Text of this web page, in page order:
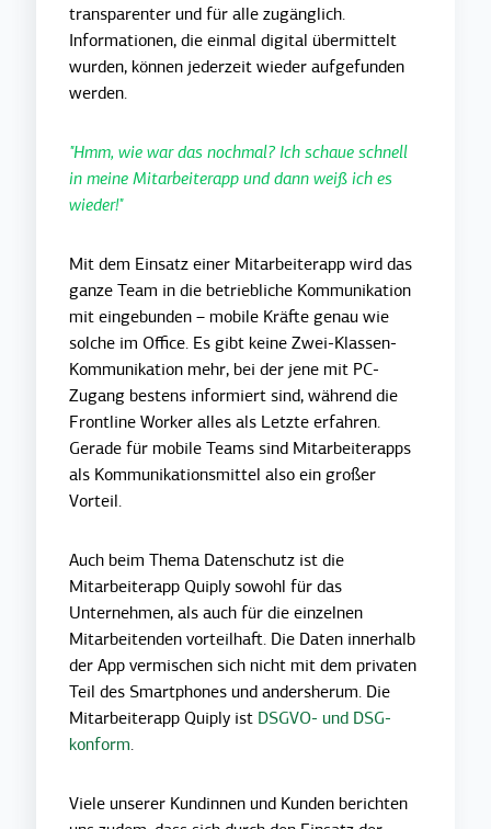
transparenter und für alle zugänglich.
Informationen, die einmal digital übermittelt
wurden, können jederzeit wieder aufgefunden
werden.
"Hmm, wie war das nochmal? Ich schaue schnell
in meine Mitarbeiterapp und dann weiß ich es
wieder!"
Mit dem Einsatz einer Mitarbeiterapp wird das
ganze Team in die betriebliche Kommunikation
mit eingebunden – mobile Kräfte genau wie
solche im Office. Es gibt keine Zwei-Klassen-
Kommunikation mehr, bei der jene mit PC-
Zugang bestens informiert sind, während die
Frontline Worker alles als Letzte erfahren.
Gerade für mobile Teams sind Mitarbeiterapps
als Kommunikationsmittel also ein großer
Vorteil.
Auch beim Thema Datenschutz ist die
Mitarbeiterapp Quiply sowohl für das
Unternehmen, als auch für die einzelnen
Mitarbeitenden vorteilhaft. Die Daten innerhalb
der App vermischen sich nicht mit dem privaten
Teil des Smartphones und andersherum. Die
Mitarbeiterapp Quiply ist DSGVO- und DSG-
konform.
Viele unserer Kundinnen und Kunden berichten